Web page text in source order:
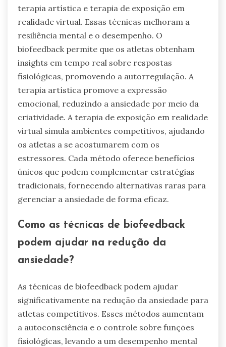
terapia artística e terapia de exposição em
realidade virtual. Essas técnicas melhoram a
resiliência mental e o desempenho. O
biofeedback permite que os atletas obtenham
insights em tempo real sobre respostas
fisiológicas, promovendo a autorregulação. A
terapia artística promove a expressão
emocional, reduzindo a ansiedade por meio da
criatividade. A terapia de exposição em realidade
virtual simula ambientes competitivos, ajudando
os atletas a se acostumarem com os
estressores. Cada método oferece benefícios
únicos que podem complementar estratégias
tradicionais, fornecendo alternativas raras para
gerenciar a ansiedade de forma eficaz.
Como as técnicas de biofeedback
podem ajudar na redução da
ansiedade?
As técnicas de biofeedback podem ajudar
significativamente na redução da ansiedade para
atletas competitivos. Esses métodos aumentam
a autoconsciência e o controle sobre funções
fisiológicas, levando a um desempenho mental